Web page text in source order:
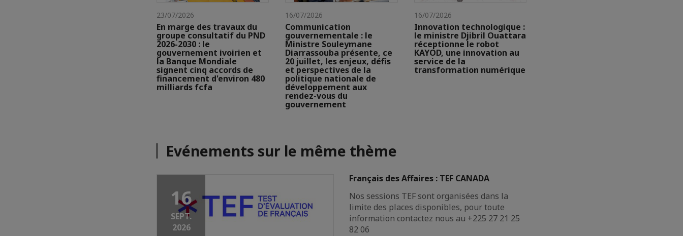
23/07/2026
En marge des travaux du
groupe consultatif du PND
2026-2030 : le
gouvernement ivoirien et
la Banque Mondiale
signent cinq accords de
financement d'environ 480
milliards fcfa
16/07/2026
Communication
gouvernementale : le
Ministre Souleymane
Diarrassouba présente, ce
20 juillet, les enjeux, défis
et perspectives de la
politique nationale de
développement aux
rendez-vous du
gouvernement
16/07/2026
Innovation technologique :
le ministre Djibril Ouattara
réceptionne le robot
KAYOD, une innovation au
service de la
transformation numérique
Evénements sur le même thème
16
SEPT.
2026
Français des Affaires : TEF CANADA
Nos sessions TEF sont organisées dans la
limite des places disponibles, pour toute
information contactez nous au +225 27 21 25
82 06